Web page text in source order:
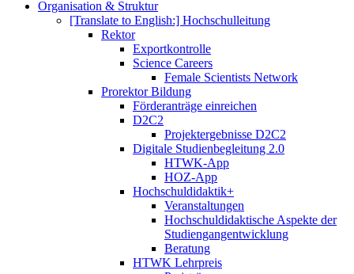
Organisation & Struktur
[Translate to English:] Hochschulleitung
Rektor
Exportkontrolle
Science Careers
Female Scientists Network
Prorektor Bildung
Förderanträge einreichen
D2C2
Projektergebnisse D2C2
Digitale Studienbegleitung 2.0
HTWK-App
HOZ-App
Hochschuldidaktik+
Veranstaltungen
Hochschuldidaktische Aspekte der
Studiengangentwicklung
Beratung
HTWK Lehrpreis